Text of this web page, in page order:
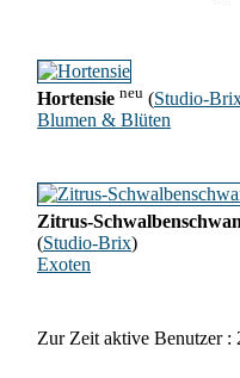
Hortensie neu (Studio-
Blumen & Blüten
Zitrus-
(Studio-Brix)
Exoten
Zur Zeit aktive Benutzer :